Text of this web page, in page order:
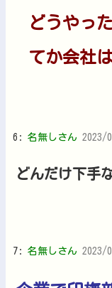
どうやっ
てか会社
6: 名無しさん 2023/
どんだけ下手
7: 名無しさん 2023/